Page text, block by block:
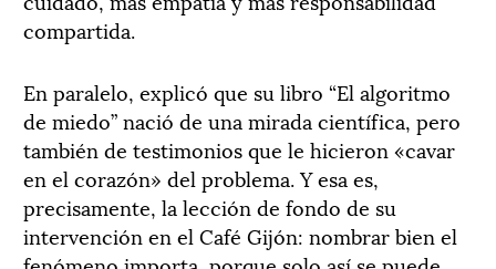
compartida.
En paralelo, explicó que su libro “El algoritmo
de miedo” nació de una mirada científica, pero
también de testimonios que le hicieron «cavar
en el corazón» del problema. Y esa es,
precisamente, la lección de fondo de su
intervención en el Café Gijón: nombrar bien el